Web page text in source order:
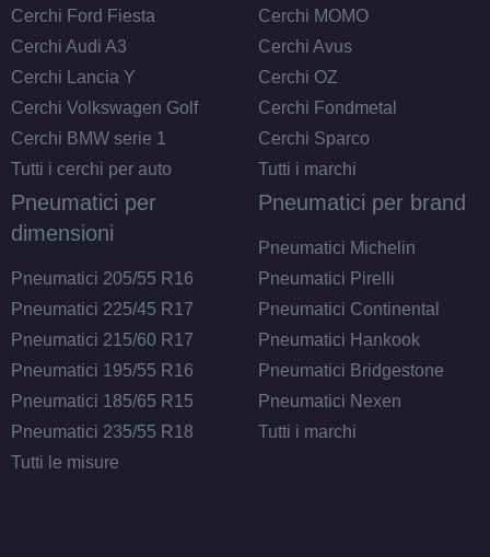
Cerchi Ford Fiesta
Cerchi Audi A3
Cerchi Lancia Y
Cerchi Volkswagen Golf
Cerchi BMW serie 1
Tutti i cerchi per auto
Cerchi MOMO
Cerchi Avus
Cerchi OZ
Cerchi Fondmetal
Cerchi Sparco
Tutti i marchi
Pneumatici per
dimensioni
Pneumatici 205/55 R16
Pneumatici 225/45 R17
Pneumatici 215/60 R17
Pneumatici 195/55 R16
Pneumatici 185/65 R15
Pneumatici 235/55 R18
Tutti le misure
Pneumatici per brand
Pneumatici Michelin
Pneumatici Pirelli
Pneumatici Continental
Pneumatici Hankook
Pneumatici Bridgestone
Pneumatici Nexen
Tutti i marchi